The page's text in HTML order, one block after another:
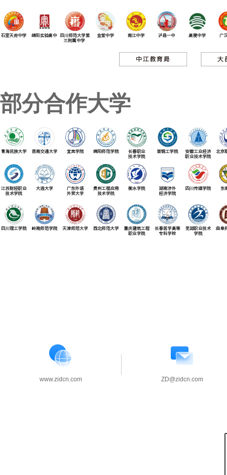
部分合作大学
www.zidcn.com ZD@zidcn.com